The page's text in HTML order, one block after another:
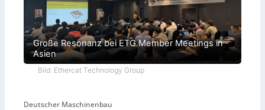
Große Resonanz bei ETG Member Meetings in
Asien
Bild: Ethercat Technology Group
Deutscher Maschinenbau